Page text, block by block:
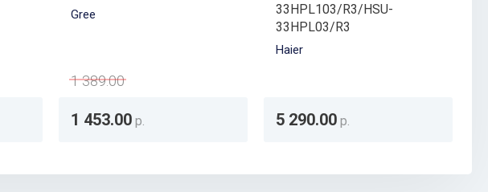
Gree
1 389.00
1 453.00 р.
33HPL103/R3/HSU-
33HPL03/R3
Haier
5 290.00 р.